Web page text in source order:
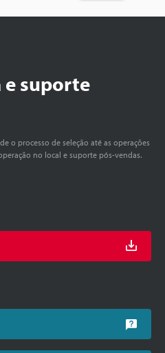
e suporte
o processo de seleção até as operações
no local e suporte pós-vendas.